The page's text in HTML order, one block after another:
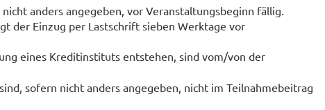
anders angegeben, vor Veranstaltungsbeginn fällig.
der Einzug per Lastschrift sieben Werktage vor
eines Kreditinstituts entstehen, sind vom/von der
sofern nicht anders angegeben, nicht im Teilnahmebeitrag